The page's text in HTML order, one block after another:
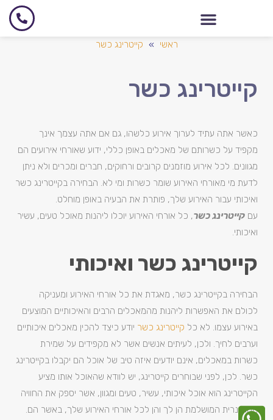
ראשי » קייטרינג כשר
קייטרינג כשר
כאשר אתה עתיד לערוך אירוע כלשהו, גם אם אתה עצמך אינך
מקפיד על כשרותם של מאכלים באופן כללי, ידוע שאורחי אירועים הם
מגוונים. לכל אירוע מוזמנים קרובים ורחוקים, חברים ומכרים ולא ניתן
לדעת מי מאורחי האירוע שומר כשרות ומי לא. הבחירה בקייטרינג כשר
ואיכותי עבור האירוע שלך, פותרת את הבעיה באופן מוחלט.
עם קייטרינג כשר, כל אורחי האירוע יוכלו ליהנות מאוכל טעים, עשיר
ואיכותי.
קייטרינג כשר ואיכותי
הבחירה בקייטרינג כשר, מאגדת את כל אורחי האירוע ומעניקה
לכולם את האפשרות ליהנות מהמאכלים הרבים והאיכותיים המוצעים
באירוע עצמו. לא כל קייטרינג כשר יודע כיצד להכין מאכלים איכותיים
וערבים לחיך. ולכן, לעיתים אנשים אשר לא מקפידים על שמירת
כשרות במאכלים, אינם יודעים איזה טיב של אוכל הם יקבלו בקייטרינג
כשר. לכן, לפני שבוחרים קייטרינג, יש לוודא שהאוכל אותו מציע
הקייטרינג הוא אוכל איכותי, עשיר, טעים ומגוון, אשר יספק את החוויה
הקולינרית המושלמת הן לך והן לכל אורחי האירוע שלך, באשר הם.